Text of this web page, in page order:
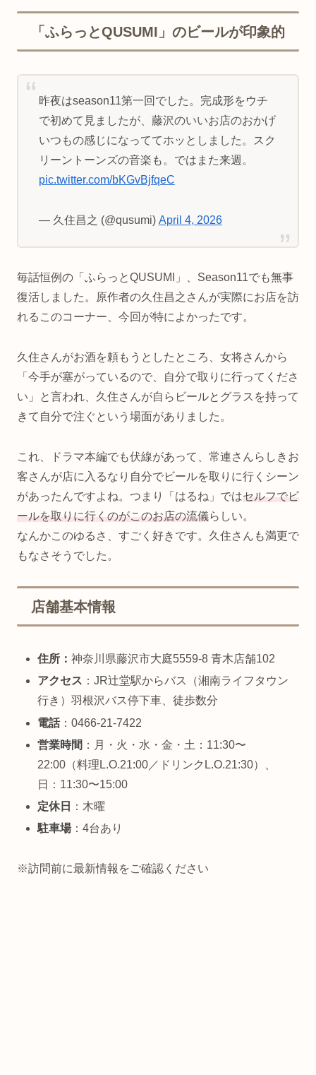
「ふらっとQUSUMI」のビールが印象的
昨夜はseason11第一回でした。完成形をウチ
で初めて見ましたが、藤沢のいいお店のおかげ
いつもの感じになっててホッとしました。スク
リーントーンズの音楽も。ではまた来週。
pic.twitter.com/bKGvBjfqeC
— 久住昌之 (@qusumi) April 4, 2026
毎話恒例の「ふらっとQUSUMI」、Season11でも無事
復活しました。原作者の久住昌之さんが実際にお店を訪
れるこのコーナー、今回が特によかったです。
久住さんがお酒を頼もうとしたところ、女将さんから
「今手が塞がっているので、自分で取りに行ってくださ
い」と言われ、久住さんが自らビールとグラスを持って
きて自分で注ぐという場面がありました。
これ、ドラマ本編でも伏線があって、常連さんらしきお
客さんが店に入るなり自分でビールを取りに行くシーン
があったんですよね。つまり「はるね」ではセルフでビ
ールを取りに行くのがこのお店の流儀らしい。
なんかこのゆるさ、すごく好きです。久住さんも満更で
もなさそうでした。
店舗基本情報
住所：神奈川県藤沢市大庭5559-8 青木店舗102
アクセス ：JR辻堂駅からバス（湘南ライフタウン
行き）羽根沢バス停下車、徒歩数分
電話：0466-21-7422
営業時間 ：月・火・水・金・土：11:30〜
22:00（料理L.O.21:00／ドリンクL.O.21:30）、
日：11:30〜15:00
定休日
：木曜
駐車場：4台あり
※訪問前に最新情報をご確認ください